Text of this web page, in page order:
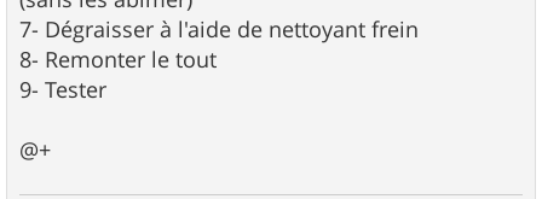
7- Dégraisser à l'aide de nettoyant frein
8- Remonter le tout
9- Tester
@+